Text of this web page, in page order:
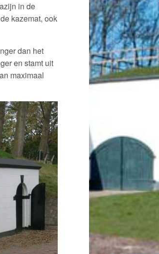
in de
kazemat, ook
dan het
en stamt uit
maximaal